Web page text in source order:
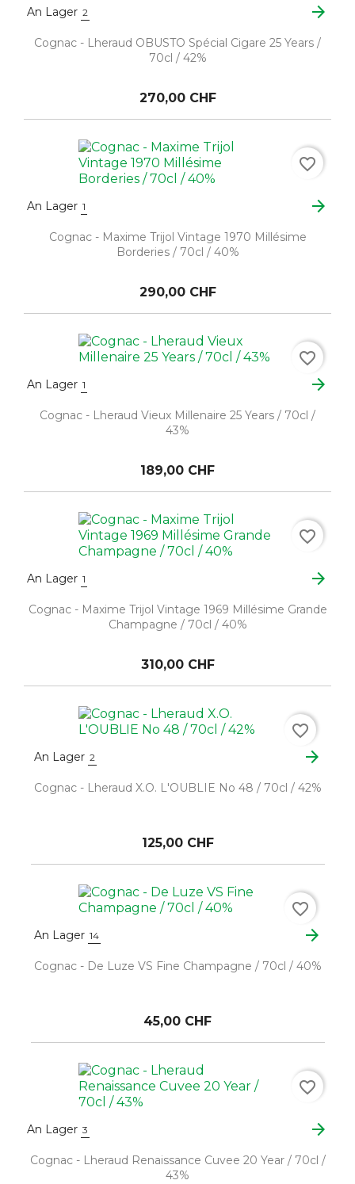
An Lager 2 arrow_forward
Cognac - Lheraud OBUSTO Spécial Cigare 25 Years /
70cl / 42%
270,00 CHF
An Lager 1 arrow_forward
Cognac - Maxime Trijol Vintage 1970 Millésime
Borderies / 70cl / 40%
290,00 CHF
favorite_border
An Lager 1 arrow_forward
Cognac - Lheraud Vieux Millenaire 25 Years / 70cl /
43%
189,00 CHF
favorite_border
An Lager 1 arrow_forward
Cognac - Maxime Trijol Vintage 1969 Millésime Grande
Champagne / 70cl / 40%
310,00 CHF
favorite_border
An Lager 2 arrow_forward
Cognac - Lheraud X.O. L'OUBLIE No 48 / 70cl / 42%
125,00 CHF
favorite_border
An Lager 14 arrow_forward
Cognac - De Luze VS Fine Champagne / 70cl / 40%
45,00 CHF
favorite_border
An Lager 3 arrow_forward
Cognac - Lheraud Renaissance Cuvee 20 Year / 70cl /
43%
favorite_border